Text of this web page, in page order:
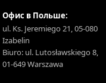
Офис в Польше:
ul. Ks. Jeremiego 21, 05-080
Izabelin
Biuro: ul. Lutosławskiego 8,
01-649 Warszawa